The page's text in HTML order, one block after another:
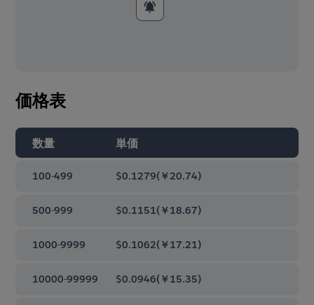
価格表
数量 単価
100-499 $0.1279(￥20.74)
500-999 $0.1151(￥18.67)
1000-9999 $0.1062(￥17.21)
10000-99999 $0.0946(￥15.35)